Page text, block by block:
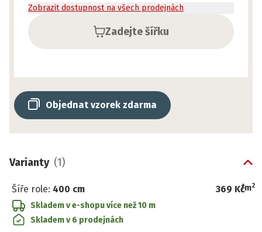
Zadejte šířku
Zobrazit dostupnost na všech prodejnách
Objednat vzorek zdarma
Varianty (1)
Šíře role: 400 cm 369 Kč
/m2
Skladem v e-shopuvíce než 10 m
Skladem v 6 prodejnách